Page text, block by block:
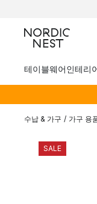
테이블웨어인테리
수납 & 가구 / 가구 용
SALE